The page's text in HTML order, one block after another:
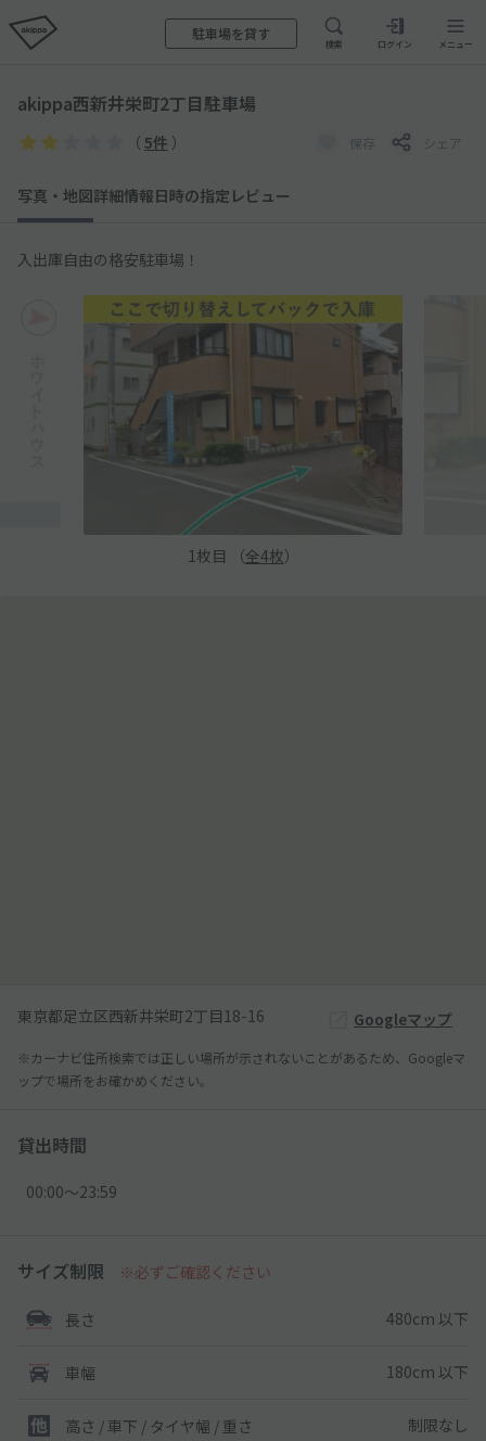
駐車場を貸す
検索 ログイン メニュー
akippa西新井栄町2丁目駐車場
（ 5件 ） 保存 シェア
写真・地図詳細情報日時の指定 レビュー
入出庫自由の格安駐車場！
1 枚目 （全4枚）
東京都足立区西新井栄町2丁目18-16 Googleマップ
※カーナビ住所検索では正しい場所が示されないことがあるため、Googleマ
ップで場所をお確かめください。
貸出時間
00:00〜23:59
サイズ制限 ※必ずご確認ください
長さ 480cm 以下
車幅 180cm 以下
高さ / 車下 / タイヤ幅 / 重さ 制限なし